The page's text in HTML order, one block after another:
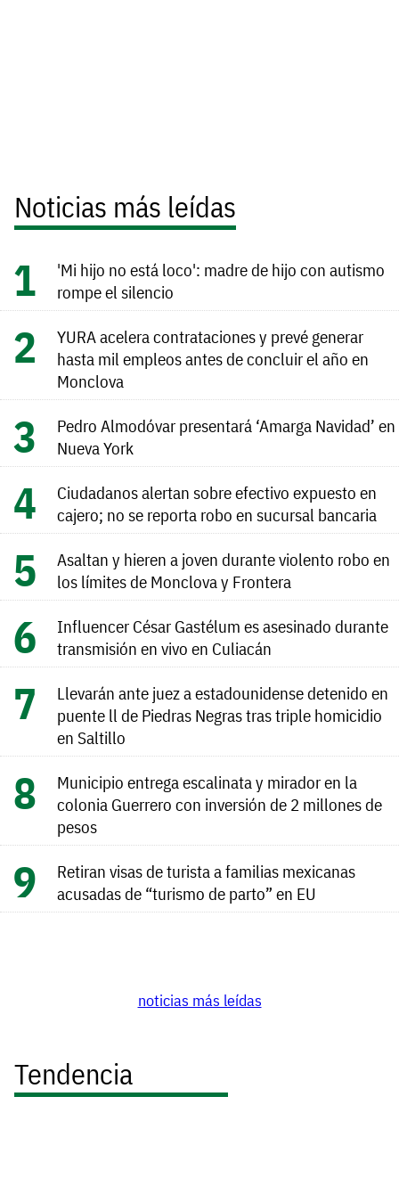
Noticias más leídas
'Mi hijo no está loco': madre de hijo con autismo
rompe el silencio
YURA acelera contrataciones y prevé generar
hasta mil empleos antes de concluir el año en
Monclova
Pedro Almodóvar presentará ‘Amarga Navidad’ en
Nueva York
Ciudadanos alertan sobre efectivo expuesto en
cajero; no se reporta robo en sucursal bancaria
Asaltan y hieren a joven durante violento robo en
los límites de Monclova y Frontera
Influencer César Gastélum es asesinado durante
transmisión en vivo en Culiacán
Llevarán ante juez a estadounidense detenido en
puente ll de Piedras Negras tras triple homicidio
en Saltillo
Municipio entrega escalinata y mirador en la
colonia Guerrero con inversión de 2 millones de
pesos
Retiran visas de turista a familias mexicanas
acusadas de “turismo de parto” en EU
noticias más leídas
Tendencia